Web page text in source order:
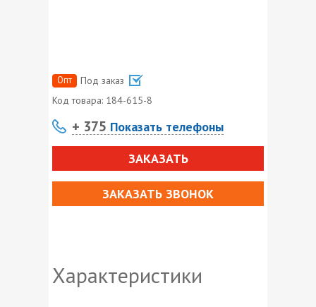
Опт
Под заказ
Код товара: 184-615-8
+ 375 Показать телефоны
ЗАКАЗАТЬ
ЗАКАЗАТЬ ЗВОНОК
Характеристики